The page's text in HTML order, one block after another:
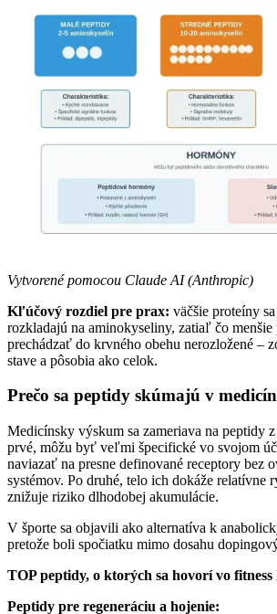
Vytvorené pomocou Claude AI (Anthropic)
Kľúčový rozdiel pre prax: väčšie proteíny
rozkladajú na aminokyseliny, zatiaľ čo menšie
prechádzať do krvného obehu nerozložené –
stave a pôsobia ako celok.
Prečo sa peptidy skúmajú v
Medicínsky výskum sa zameriava na peptidy
prvé, môžu byť veľmi špecifické vo svojom
naviazať na presne definované receptory bez
systémov. Po druhé, telo ich dokáže relatívne
znižuje riziko dlhodobej akumulácie.
V športe sa objavili ako alternatíva k
pretože boli spočiatku mimo dosahu
TOP peptidy, o ktorých sa hovorí vo
Peptidy pre regeneráciu a hojenie: